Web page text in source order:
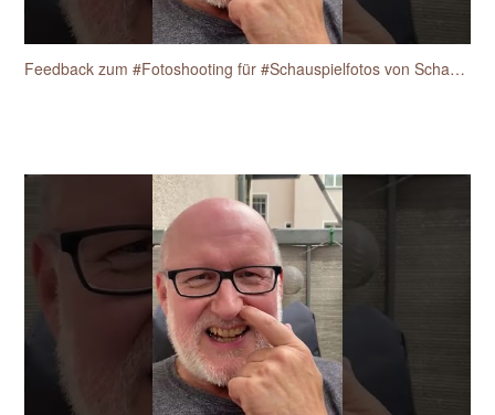
Feedback zum #Fotoshooting für #Schauspielfotos von Schauspieler Heiko Fischer